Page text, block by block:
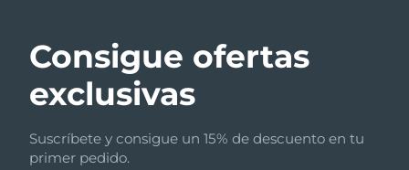
Consigue ofertas
exclusivas
Suscríbete y consigue un 15% de descuento en tu
primer pedido.